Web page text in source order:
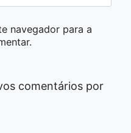
navegador para a
comentários por